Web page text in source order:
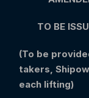
TO BE
(To be
takers,
each lifting)